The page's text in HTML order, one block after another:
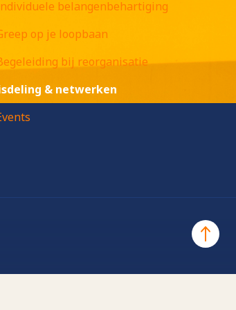
belangenbehartiging
op je loopbaan
bij reorganisatie
& netwerken